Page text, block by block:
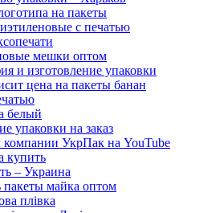
на пакеты
с печатью
мешки оптом
и изготовление упаковки
цена на пакеты банан
белый
упаковки на заказ
компании УкрПак на YouTube
купить
– Украина
пакеты майка оптом
плівка